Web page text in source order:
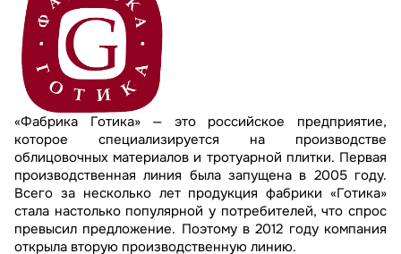
«Фабрика Готика» — это российское предприятие,
которое специализируется на производстве
облицовочных материалов и тротуарной плитки. Первая
производственная линия была запущена в 2005 году.
Всего за несколько лет продукция фабрики «Готика»
стала настолько популярной у потребителей, что спрос
превысил предложение. Поэтому в 2012 году компания
открыла вторую производственную линию.